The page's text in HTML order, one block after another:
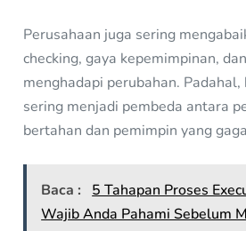
Perusahaan juga sering
checking, gaya kepemimpinan,
menghadapi perubahan.
sering menjadi pembeda antara
bertahan dan pemimpin yang
Baca :
5 Tahapan Proses
Wajib Anda Pahami Sebelum